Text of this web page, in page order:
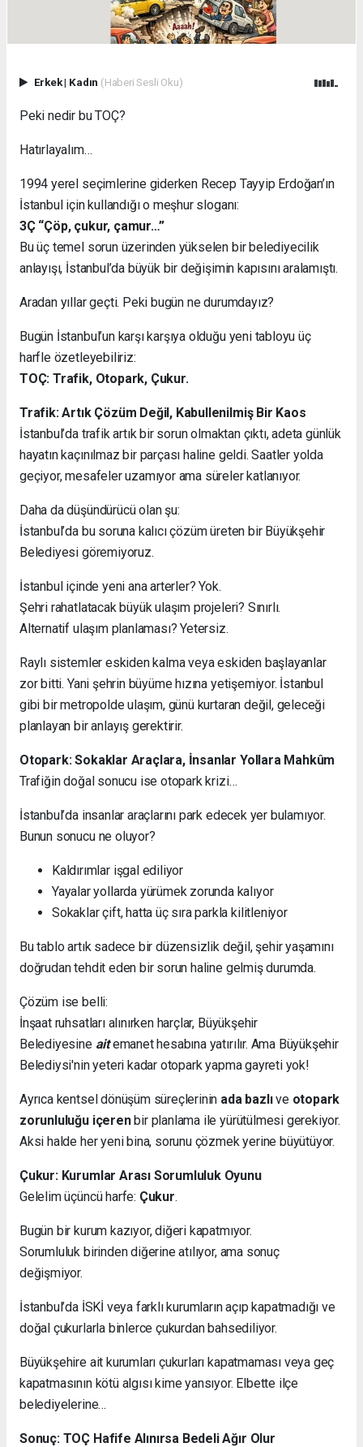
Erkek| Kadın (Haberi Sesli Oku)
Peki nedir bu TOÇ?
Hatırlayalım…
1994 yerel seçimlerine giderken Recep Tayyip Erdoğan’ın
İstanbul için kullandığı o meşhur sloganı:
3Ç “Çöp, çukur, çamur…”
Bu üç temel sorun üzerinden yükselen bir belediyecilik
anlayışı, İstanbul’da büyük bir değişimin kapısını aralamıştı.
Aradan yıllar geçti. Peki bugün ne durumdayız?
Bugün İstanbul’un karşı karşıya olduğu yeni tabloyu üç
harfle özetleyebiliriz:
TOÇ: Trafik, Otopark, Çukur.
Trafik: Artık Çözüm Değil, Kabullenilmiş Bir Kaos
İstanbul’da trafik artık bir sorun olmaktan çıktı, adeta günlük
hayatın kaçınılmaz bir parçası haline geldi. Saatler yolda
geçiyor, mesafeler uzamıyor ama süreler katlanıyor.
Daha da düşündürücü olan şu:
İstanbul’da bu soruna kalıcı çözüm üreten bir Büyükşehir
Belediyesi göremiyoruz.
İstanbul içinde yeni ana arterler? Yok.
Şehri rahatlatacak büyük ulaşım projeleri? Sınırlı.
Alternatif ulaşım planlaması? Yetersiz.
Raylı sistemler eskiden kalma veya eskiden başlayanlar
zor bitti. Yani şehrin büyüme hızına yetişemiyor. İstanbul
gibi bir metropolde ulaşım, günü kurtaran değil, geleceği
planlayan bir anlayış gerektirir.
Otopark: Sokaklar Araçlara, İnsanlar Yollara Mahkûm
Trafiğin doğal sonucu ise otopark krizi…
İstanbul’da insanlar araçlarını park edecek yer bulamıyor.
Bunun sonucu ne oluyor?
Kaldırımlar işgal ediliyor
Yayalar yollarda yürümek zorunda kalıyor
Sokaklar çift, hatta üç sıra parkla kilitleniyor
Bu tablo artık sadece bir düzensizlik değil, şehir yaşamını
doğrudan tehdit eden bir sorun haline gelmiş durumda.
Çözüm ise belli:
İnşaat ruhsatları alınırken harçlar, Büyükşehir
Belediyesine aitemanet hesabına yatırılır. Ama Büyükşehir
Belediysi'nin yeteri kadar otopark yapma gayreti yok!
Ayrıca kentsel dönüşüm süreçlerinin ada bazlıve otopark
zorunluluğu içerenbir planlama ile yürütülmesi gerekiyor.
Aksi halde her yeni bina, sorunu çözmek yerine büyütüyor.
Çukur: Kurumlar Arası Sorumluluk Oyunu
Gelelim üçüncü harfe: Çukur.
Bugün bir kurum kazıyor, diğeri kapatmıyor.
Sorumluluk birinden diğerine atılıyor, ama sonuç
değişmiyor.
İstanbul’da İSKİ veya farklı kurumların açıp kapatmadığı ve
doğal çukurlarla binlerce çukurdan bahsediliyor.
Büyükşehire ait kurumları çukurları kapatmaması veya geç
kapatmasının kötü algısı kime yansıyor. Elbette ilçe
belediyelerine…
Sonuç: TOÇ Hafife Alınırsa Bedeli Ağır Olur